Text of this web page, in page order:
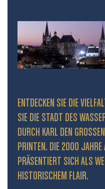
ENTDECKEN SIE DIE
IE DIE STADT DES
URCH KARL DEN GROSSEN
INTEN. DIE 2000 JAHRE
ÄSENTIERT SICH ALS
TORISCHEM FLAIR.